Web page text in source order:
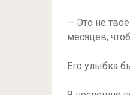
— Это не
месяцев,
Его улыбка